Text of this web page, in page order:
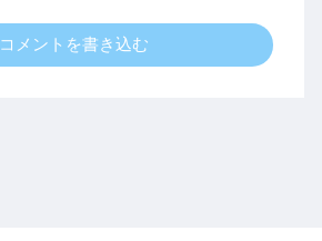
コメントを書き込む